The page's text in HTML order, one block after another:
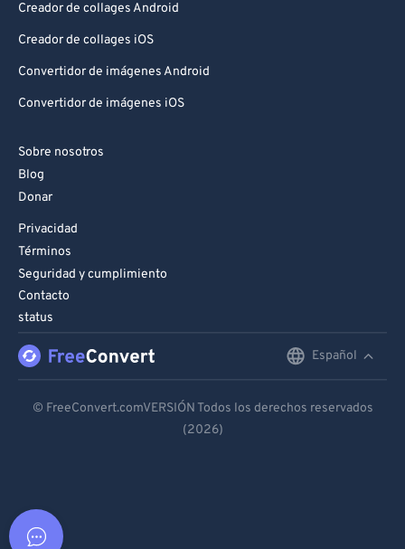
Creador de collages Android
Creador de collages iOS
Convertidor de imágenes Android
Convertidor de imágenes iOS
Sobre nosotros
Blog
Donar
Privacidad
Términos
Seguridad y cumplimiento
Contacto
status
Español
Español
© FreeConvert.comVERSIÓN Todos los derechos reservados
(2026)